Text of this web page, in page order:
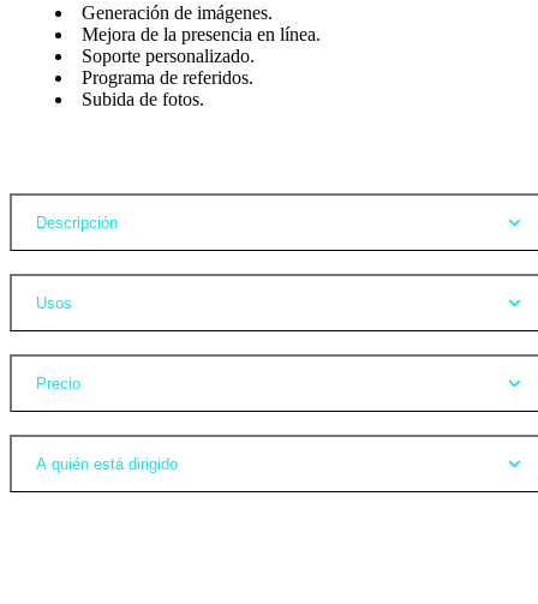
Generación de imágenes.
Mejora de la presencia en línea.
Soporte personalizado.
Programa de referidos.
Subida de fotos.
Descripción
Usos
Precio
A quién está dirigido